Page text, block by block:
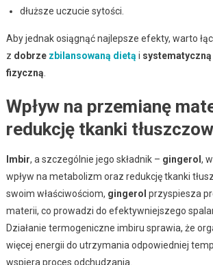
dłuższe uczucie sytości.
Aby jednak osiągnąć najlepsze efekty, warto
z dobrze zbilansowaną dietą i
fizyczną
Wpływ na przemianę
redukcję tkanki
Imbir, a szczególnie jego składnik – gingerol ,
wpływ na metabolizm oraz redukcję tkanki
swoim właściwościom, gingerol przyspiesza
materii, co prowadzi do efektywniejszego
Działanie termogeniczne imbiru sprawia, że
więcej energii do utrzymania odpowiedniej
wspiera proces odchudzania.